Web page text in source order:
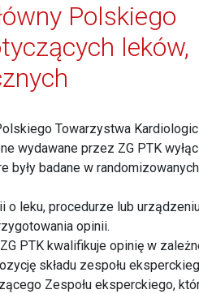
Polskiego
leków,
Towarzystwa
wydawane przez ZG PTK
były badane w randomizowanych
o leku, procedurze lub
opinii.
PTK kwalifikuje opinię w
składu zespołu
Zespołu eksperckiego,